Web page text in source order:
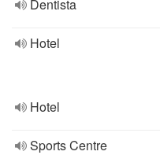
Dentista
Hotel
Hotel
Sports Centre